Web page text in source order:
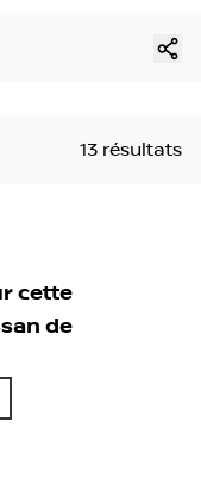
13 résultats
cette
de